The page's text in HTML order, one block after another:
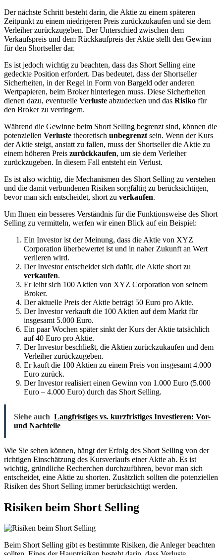
Der nächste Schritt besteht darin, die Aktie zu einem späteren
Zeitpunkt zu einem niedrigeren Preis zurückzukaufen und sie dem
Verleiher zurückzugeben. Der Unterschied zwischen dem
Verkaufspreis und dem Rückkaufpreis der Aktie stellt den Gewinn
für den Shortseller dar.
Es ist jedoch wichtig zu beachten, dass das Short Selling eine
gedeckte Position erfordert. Das bedeutet, dass der Shortseller
Sicherheiten, in der Regel in Form von Bargeld oder anderen
Wertpapieren, beim Broker hinterlegen muss. Diese Sicherheiten
dienen dazu, eventuelle Verluste abzudecken und das Risiko für
den Broker zu verringern.
Während die Gewinne beim Short Selling begrenzt sind, können die
potenziellen Verluste theoretisch unbegrenzt sein. Wenn der Kurs
der Aktie steigt, anstatt zu fallen, muss der Shortseller die Aktie zu
einem höheren Preis zurückkaufen, um sie dem Verleiher
zurückzugeben. In diesem Fall entsteht ein Verlust.
Es ist also wichtig, die Mechanismen des Short Selling zu verstehen
und die damit verbundenen Risiken sorgfältig zu berücksichtigen,
bevor man sich entscheidet, short zu verkaufen.
Um Ihnen ein besseres Verständnis für die Funktionsweise des Short
Selling zu vermitteln, werfen wir einen Blick auf ein Beispiel:
Ein Investor ist der Meinung, dass die Aktie von XYZ
Corporation überbewertet ist und in naher Zukunft an Wert
verlieren wird.
Der Investor entscheidet sich dafür, die Aktie short zu
verkaufen.
Er leiht sich 100 Aktien von XYZ Corporation von seinem
Broker.
Der aktuelle Preis der Aktie beträgt 50 Euro pro Aktie.
Der Investor verkauft die 100 Aktien auf dem Markt für
insgesamt 5.000 Euro.
Ein paar Wochen später sinkt der Kurs der Aktie tatsächlich
auf 40 Euro pro Aktie.
Der Investor beschließt, die Aktien zurückzukaufen und dem
Verleiher zurückzugeben.
Er kauft die 100 Aktien zu einem Preis von insgesamt 4.000
Euro zurück.
Der Investor realisiert einen Gewinn von 1.000 Euro (5.000
Euro – 4.000 Euro) durch das Short Selling.
Siehe auch Langfristiges vs. kurzfristiges Investieren: Vor-
und Nachteile
Wie Sie sehen können, hängt der Erfolg des Short Selling von der
richtigen Einschätzung des Kursverlaufs einer Aktie ab. Es ist
wichtig, gründliche Recherchen durchzuführen, bevor man sich
entscheidet, eine Aktie zu shorten. Zusätzlich sollten die potenziellen
Risiken des Short Selling immer berücksichtigt werden.
Risiken beim Short Selling
Beim Short Selling gibt es bestimmte Risiken, die Anleger beachten